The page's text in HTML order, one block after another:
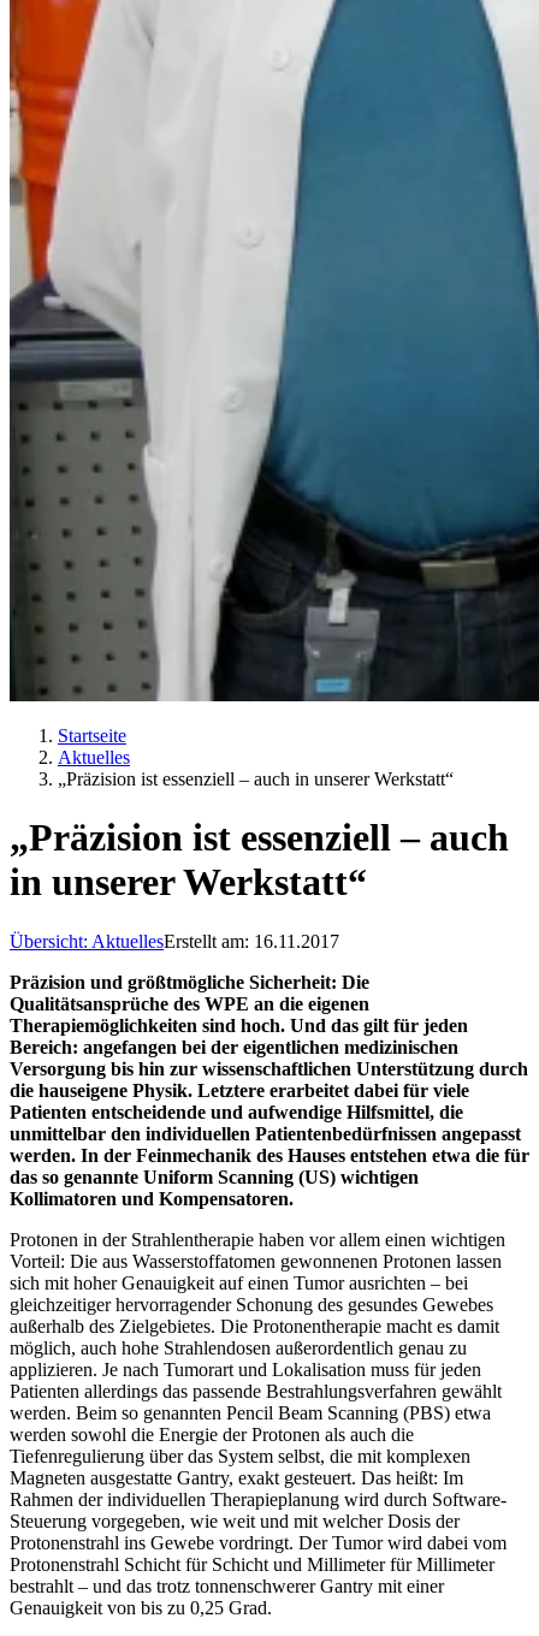
Startseite
Aktuelles
„Präzision ist essenziell – auch in unserer Werkstatt“
„Präzision ist essenziell – auch
in unserer Werkstatt“
Übersicht: AktuellesErstellt am: 16.11.2017
Präzision und größtmögliche Sicherheit: Die
Qualitätsansprüche des WPE an die eigenen
Therapiemöglichkeiten sind hoch. Und das gilt für jeden
Bereich: angefangen bei der eigentlichen medizinischen
Versorgung bis hin zur wissenschaftlichen Unterstützung durch
die hauseigene Physik. Letztere erarbeitet dabei für viele
Patienten entscheidende und aufwendige Hilfsmittel, die
unmittelbar den individuellen Patientenbedürfnissen angepasst
werden. In der Feinmechanik des Hauses entstehen etwa die für
das so genannte Uniform Scanning (US) wichtigen
Kollimatoren und Kompensatoren.
Protonen in der Strahlentherapie haben vor allem einen wichtigen
Vorteil: Die aus Wasserstoffatomen gewonnenen Protonen lassen
sich mit hoher Genauigkeit auf einen Tumor ausrichten – bei
gleichzeitiger hervorragender Schonung des gesundes Gewebes
außerhalb des Zielgebietes. Die Protonentherapie macht es damit
möglich, auch hohe Strahlendosen außerordentlich genau zu
applizieren. Je nach Tumorart und Lokalisation muss für jeden
Patienten allerdings das passende Bestrahlungsverfahren gewählt
werden. Beim so genannten Pencil Beam Scanning (PBS) etwa
werden sowohl die Energie der Protonen als auch die
Tiefenregulierung über das System selbst, die mit komplexen
Magneten ausgestatte Gantry, exakt gesteuert. Das heißt: Im
Rahmen der individuellen Therapieplanung wird durch Software-
Steuerung vorgegeben, wie weit und mit welcher Dosis der
Protonenstrahl ins Gewebe vordringt. Der Tumor wird dabei vom
Protonenstrahl Schicht für Schicht und Millimeter für Millimeter
bestrahlt – und das trotz tonnenschwerer Gantry mit einer
Genauigkeit von bis zu 0,25 Grad.